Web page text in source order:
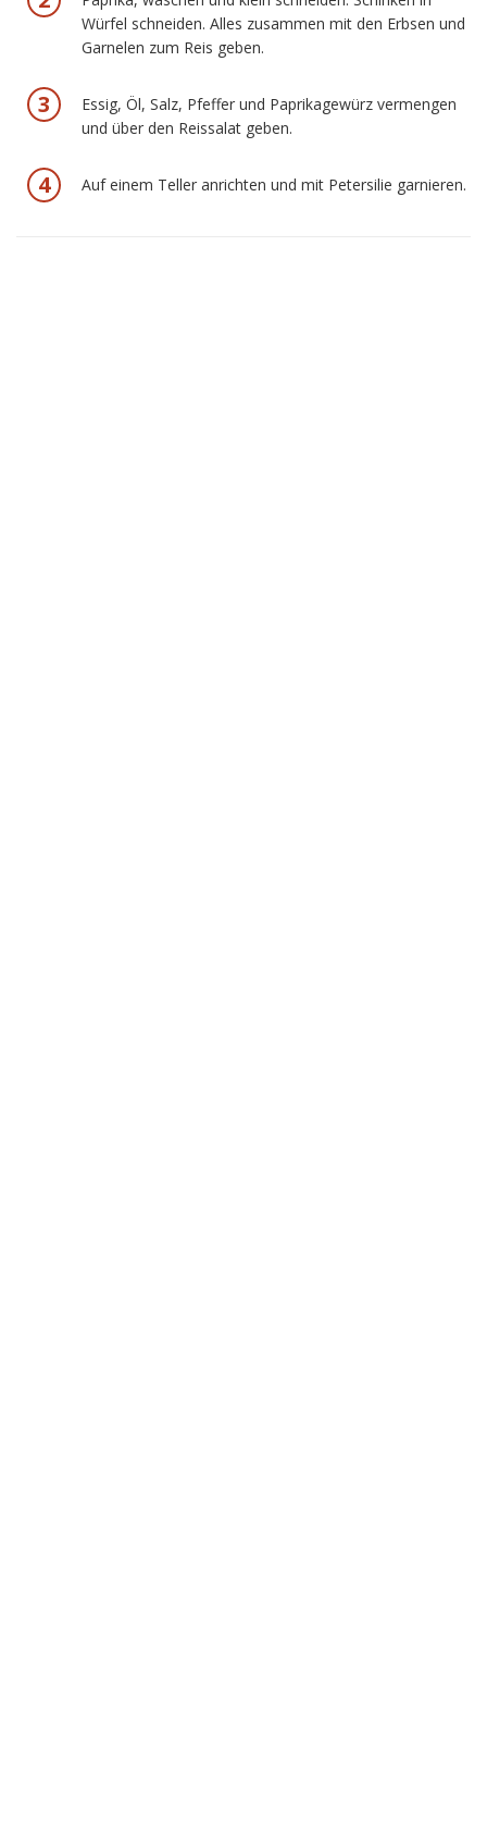
Würfel schneiden. Alles zusammen mit den Erbsen und
Garnelen zum Reis geben.
Essig, Öl, Salz, Pfeffer und Paprikagewürz vermengen
und über den Reissalat geben.
Auf einem Teller anrichten und mit Petersilie garnieren.